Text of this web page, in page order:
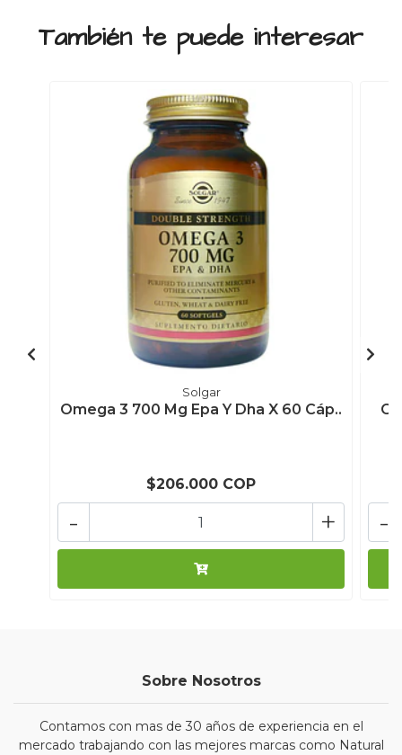
También te puede interesar
Solgar
Omega 3 700 Mg Epa Y Dha X 60 Cáp..
$206.000 COP
+
- -
Sobre Nosotros
Contamos con mas de 30 años de experiencia en el
mercado trabajando con las mejores marcas como Natural